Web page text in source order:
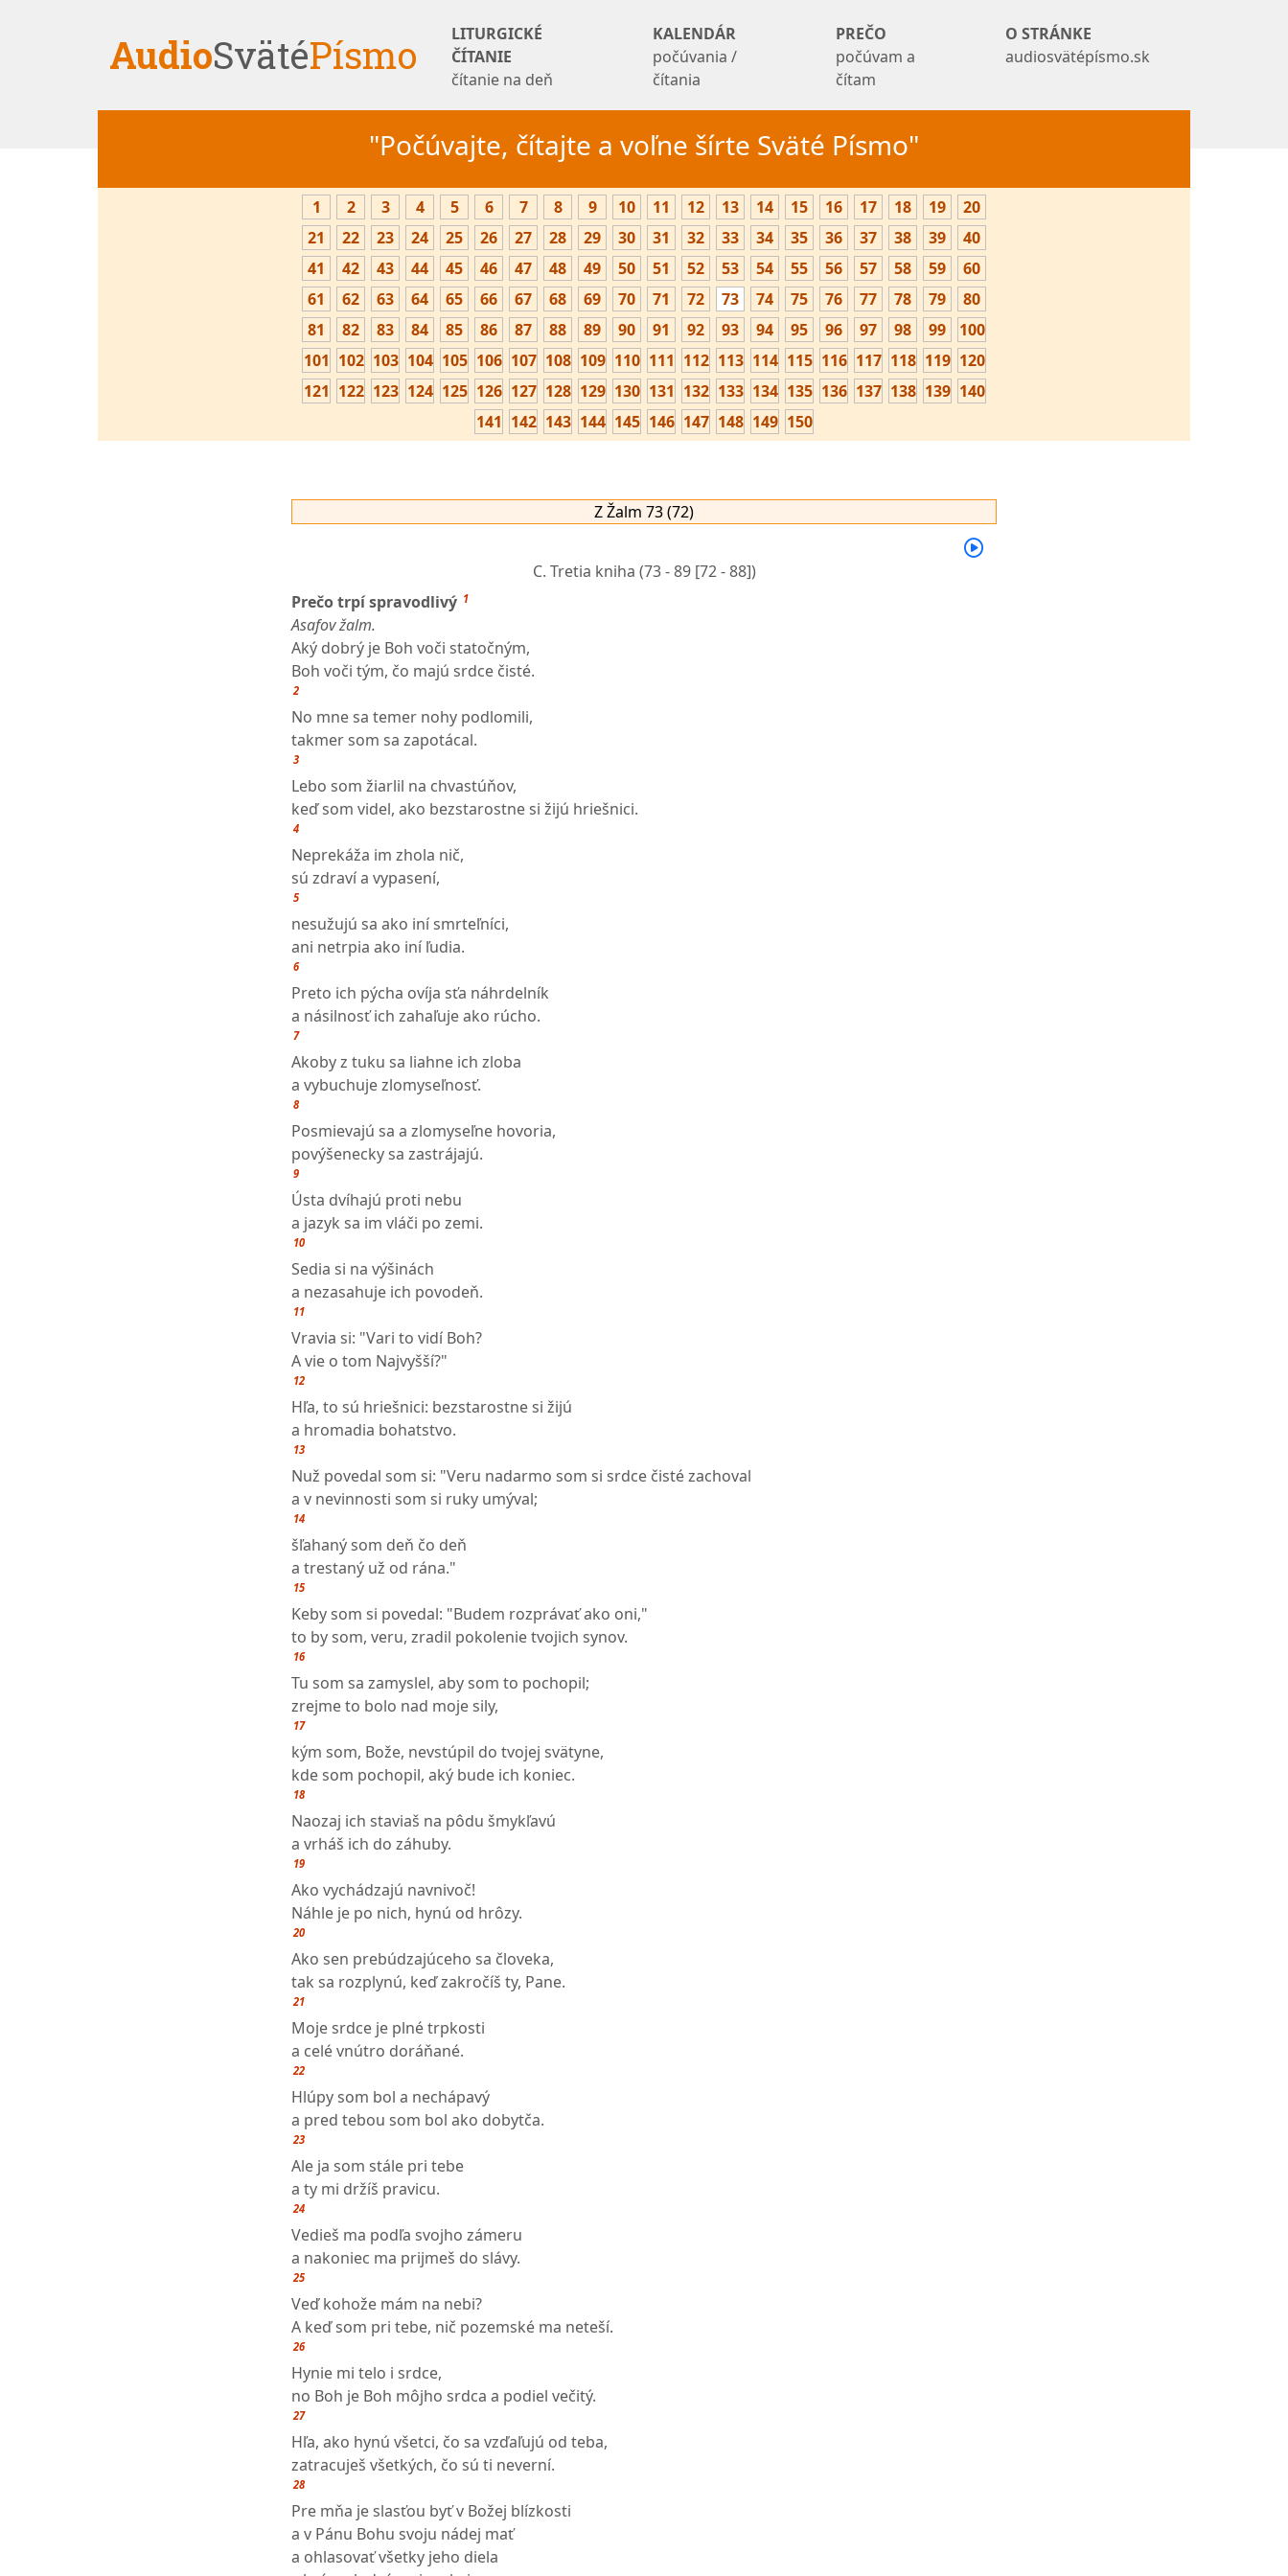
AudioSvätéPísmo
LITURGICKÉ
ČÍTANIE
čítanie na deň
KALENDÁR
počúvania /
čítania
PREČO
počúvam a
čítam
O STRÁNKE
audiosvätépísmo.sk
"Počúvajte, čítajte a voľne šírte Sväté Písmo"
1 2 3 4 5 6 7 8 9 10 11 12 13 14 15 16 17 18 19
20
21
22 23 24 25 26 27 28 29 30 31 32 33 34 35 36 37 38 39
40
41
42 43 44 45 46 47 48 49 50 51 52 53 54 55 56 57 58 59
60
61
62 63 64 65 66 67 68 69 70 71 72 73 74 75 76 77 78 79
80
81
82 83 84 85 86 87 88 89 90 91 92 93 94 95 96 97 98 99
100
101 102 103 104 105 106 107 108 109 110 111 112 113 114 115 116 117 118 119 120
121 122 123 124 125 126 127 128 129 130 131 132 133 134 135 136 137 138 139 140
141 142 143 144 145 146 147 148 149 150
Z Žalm 73 (72)
C. Tretia kniha (73 - 89 [72 - 88])
Prečo trpí spravodlivý 1
Asafov žalm.
Aký dobrý je Boh voči statočným,
Boh voči tým, čo majú srdce čisté.
2
No mne sa temer nohy podlomili,
takmer som sa zapotácal.
3
Lebo som žiarlil na chvastúňov,
keď som videl, ako bezstarostne si žijú hriešnici.
4
Neprekáža im zhola nič,
sú zdraví a vypasení,
5
nesužujú sa ako iní smrteľníci,
ani netrpia ako iní ľudia.
6
Preto ich pýcha ovíja sťa náhrdelník
a násilnosť ich zahaľuje ako rúcho.
7
Akoby z tuku sa liahne ich zloba
a vybuchuje zlomyseľnosť.
8
Posmievajú sa a zlomyseľne hovoria,
povýšenecky sa zastrájajú.
9
Ústa dvíhajú proti nebu
a jazyk sa im vláči po zemi.
10
Sedia si na výšinách
a nezasahuje ich povodeň.
11
Vravia si: "Vari to vidí Boh?
A vie o tom Najvyšší?"
12
Hľa, to sú hriešnici: bezstarostne si žijú
a hromadia bohatstvo.
13
Nuž povedal som si: "Veru nadarmo som si srdce čisté zachoval
a v nevinnosti som si ruky umýval;
14
šľahaný som deň čo deň
a trestaný už od rána."
15
Keby som si povedal: "Budem rozprávať ako oni,"
to by som, veru, zradil pokolenie tvojich synov.
16
Tu som sa zamyslel, aby som to pochopil;
zrejme to bolo nad moje sily,
17
kým som, Bože, nevstúpil do tvojej svätyne,
kde som pochopil, aký bude ich koniec.
18
Naozaj ich staviaš na pôdu šmykľavú
a vrháš ich do záhuby.
19
Ako vychádzajú navnivoč!
Náhle je po nich, hynú od hrôzy.
20
Ako sen prebúdzajúceho sa človeka,
tak sa rozplynú, keď zakročíš ty, Pane.
21
Moje srdce je plné trpkosti
a celé vnútro doráňané.
22
Hlúpy som bol a nechápavý
a pred tebou som bol ako dobytča.
23
Ale ja som stále pri tebe
a ty mi držíš pravicu.
24
Vedieš ma podľa svojho zámeru
a nakoniec ma prijmeš do slávy.
25
Veď kohože mám na nebi?
A keď som pri tebe, nič pozemské ma neteší.
26
Hynie mi telo i srdce,
no Boh je Boh môjho srdca a podiel večitý.
27
Hľa, ako hynú všetci, čo sa vzďaľujú od teba,
zatracuješ všetkých, čo sú ti neverní.
28
Pre mňa je slasťou byť v Božej blízkosti
a v Pánu Bohu svoju nádej mať
a ohlasovať všetky jeho diela